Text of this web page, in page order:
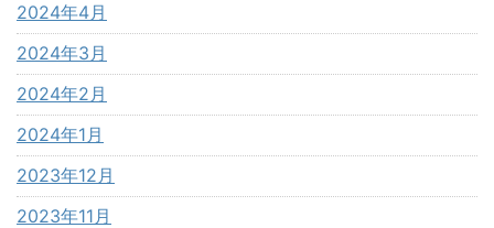
2024年4月
2024年3月
2024年2月
2024年1月
2023年12月
2023年11月